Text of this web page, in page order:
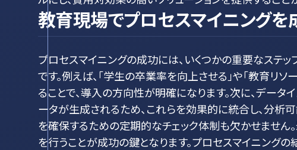
教育現場でプロセスマイニングを
プロセスマイニングの成功には、いくつかの重要なステ
です。例えば、「学生の卒業率を向上させる」や「教育
ることで、導入の方向性が明確になります。次に、デー
ータが生成されるため、これらを効果的に統合し、分析
を確保するための定期的なチェック体制も欠かせません
を行うことが成功の鍵となります。プロセスマイニング